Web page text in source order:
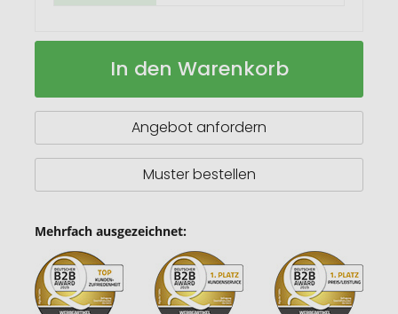
Juta
Jute
L
Auf
In den Warenkorb
Angebot anfordern
Muster bestellen
Mehrfach ausgezeichnet: